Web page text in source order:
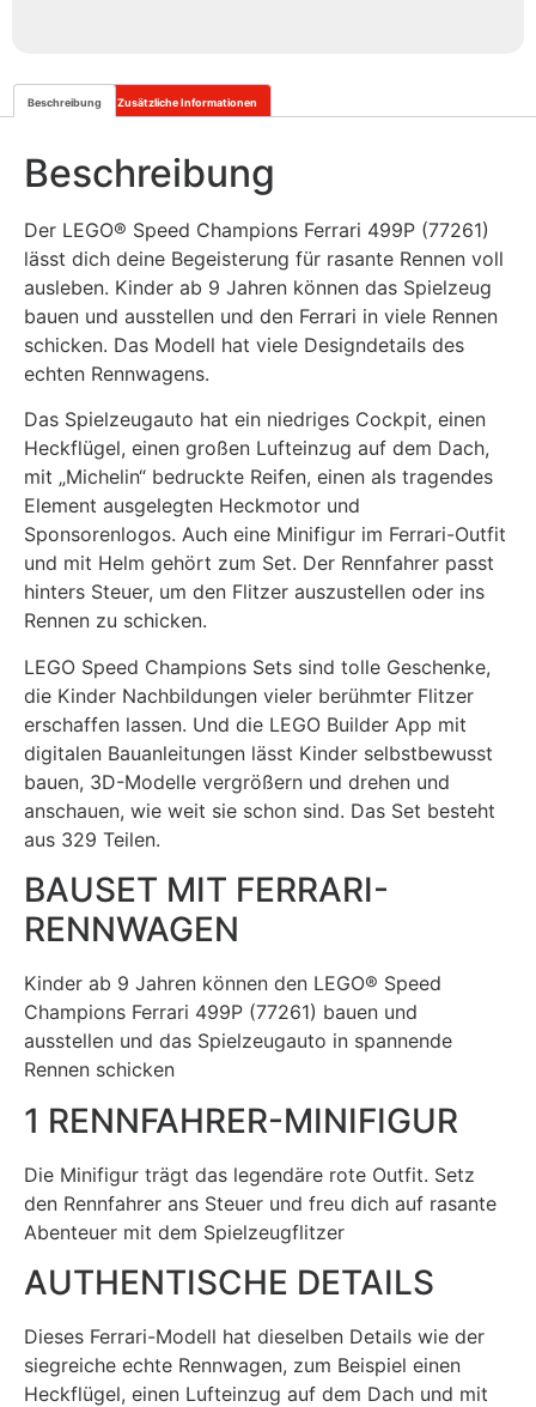
Beschreibung Zusätzliche Informationen
Beschreibung
Der LEGO® Speed Champions Ferrari 499P (77261)
lässt dich deine Begeisterung für rasante Rennen voll
ausleben. Kinder ab 9 Jahren können das Spielzeug
bauen und ausstellen und den Ferrari in viele Rennen
schicken. Das Modell hat viele Designdetails des
echten Rennwagens.
Das Spielzeugauto hat ein niedriges Cockpit, einen
Heckflügel, einen großen Lufteinzug auf dem Dach,
mit „Michelin“ bedruckte Reifen, einen als tragendes
Element ausgelegten Heckmotor und
Sponsorenlogos. Auch eine Minifigur im Ferrari-Outfit
und mit Helm gehört zum Set. Der Rennfahrer passt
hinters Steuer, um den Flitzer auszustellen oder ins
Rennen zu schicken.
LEGO Speed Champions Sets sind tolle Geschenke,
die Kinder Nachbildungen vieler berühmter Flitzer
erschaffen lassen. Und die LEGO Builder App mit
digitalen Bauanleitungen lässt Kinder selbstbewusst
bauen, 3D-Modelle vergrößern und drehen und
anschauen, wie weit sie schon sind. Das Set besteht
aus 329 Teilen.
BAUSET MIT FERRARI-
RENNWAGEN
Kinder ab 9 Jahren können den LEGO® Speed
Champions Ferrari 499P (77261) bauen und
ausstellen und das Spielzeugauto in spannende
Rennen schicken
1 RENNFAHRER-MINIFIGUR
Die Minifigur trägt das legendäre rote Outfit. Setz
den Rennfahrer ans Steuer und freu dich auf rasante
Abenteuer mit dem Spielzeugflitzer
AUTHENTISCHE DETAILS
Dieses Ferrari-Modell hat dieselben Details wie der
siegreiche echte Rennwagen, zum Beispiel einen
Heckflügel, einen Lufteinzug auf dem Dach und mit